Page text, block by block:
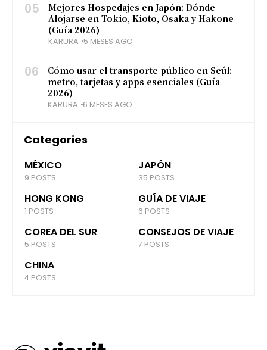
05
Mejores Hospedajes en Japón: Dónde
Alojarse en Tokio, Kioto, Osaka y Hakone
(Guía 2026)
KARURA 5 MESES AGO
06
Cómo usar el transporte público en Seúl:
metro, tarjetas y apps esenciales (Guía
2026)
KARURA 6 MESES AGO
Categories
MÉXICO
9 POSTS
JAPÓN
35 POSTS
HONG KONG
1 POSTS
GUÍA DE VIAJE
6 POSTS
COREA DEL SUR
5 POSTS
CONSEJOS DE VIAJE
7 POSTS
CHINA
4 POSTS